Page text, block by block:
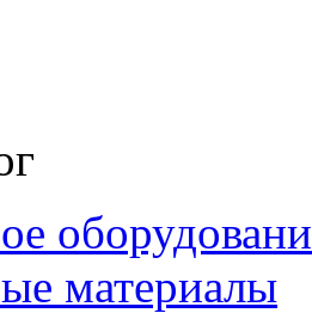
материалы